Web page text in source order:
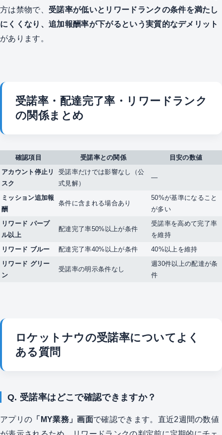
方は禁物で、 受諾率が低いとリワードランクの条件を満たし
にくくなり、追加報酬率が下がるという実質的なデメリット
があります。
受諾率・配達完了率・リワードランク
の関係まとめ
確認項目 受諾率との関係
目安の数値
アカウント停止リ
スク
受諾率だけでは影響なし（公
式見解）
—
ミッション追加報
酬
条件に含まれる場合あり
50%が基準になること
が多い
リワード パープ
ル以上
配達完了率50%以上が条件
受諾率を高めて完了率
を維持
リワード ブルー
配達完了率40%以上が条件
40%以上を維持
リワード グリー
ン
受諾率の明示条件なし
週30件以上の配達が条
件
ロケットナウの受諾率についてよく
ある質問
Q. 受諾率はどこで確認できますか？
アプリの 「MY業務」画面で確認できます。直近2週間の数値